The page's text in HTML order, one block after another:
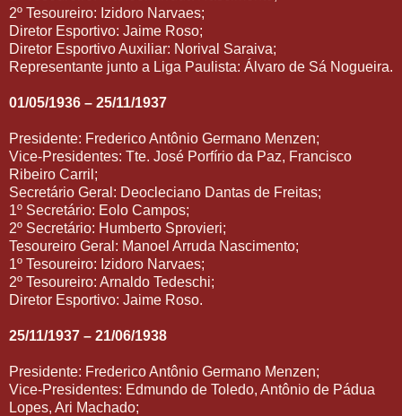
2º Tesoureiro: Izidoro Narvaes;
Diretor Esportivo: Jaime Roso;
Diretor Esportivo Auxiliar: Norival Saraiva;
Representante junto a Liga Paulista: Álvaro de Sá Nogueira.
01/05/1936 – 25/11/1937
Presidente: Frederico Antônio Germano Menzen;
Vice-Presidentes: Tte. José Porfírio da Paz, Francisco
Ribeiro Carril;
Secretário Geral: Deocleciano Dantas de Freitas;
1º Secretário: Eolo Campos;
2º Secretário: Humberto Sprovieri;
Tesoureiro Geral: Manoel Arruda Nascimento;
1º Tesoureiro: Izidoro Narvaes;
2º Tesoureiro: Arnaldo Tedeschi;
Diretor Esportivo: Jaime Roso.
25/11/1937 – 21/06/1938
Presidente: Frederico Antônio Germano Menzen;
Vice-Presidentes: Edmundo de Toledo, Antônio de Pádua
Lopes, Ari Machado;